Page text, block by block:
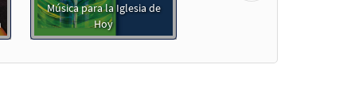
Música para la Iglesia de
Hoy